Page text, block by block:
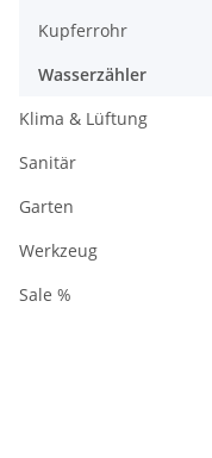
Kupferrohr
Wasserzähler
Klima & Lüftung
Sanitär
Garten
Werkzeug
Sale %